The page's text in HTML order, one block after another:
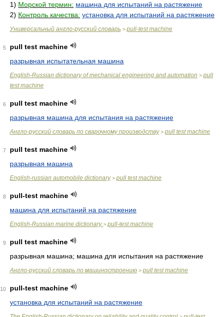
1) Морской термин: машина для испытаний на растяжение
2) Контроль качества: установка для испытаний на растяжение
Универсальный англо-русский словарь > pull-test machine
5
pull test machine
разрывная испытательная машина
English-Russian dictionary of mechanical engineering and automation > pull
test machine
6
pull test machine
разрывная машина для испытания на растяжение
Англо-русский словарь по сварочному производству> pull test machine
7
pull test machine
разрывная машина
English-russian automobile dictionary> pull test machine
8
pull-test machine
машина для испытаний на растяжение
English-Russian marine dictionary> pull-test machine
9
pull test machine
разрывная машина; машина для испытания на растяжение
Англо-русский словарь по машиностроению > pull test machine
10
pull-test machine
установка для испытаний на растяжение